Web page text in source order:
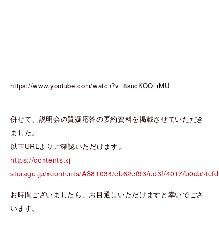
https://www.youtube.com/watch?v=8sucKOO_rMU
併せて、説明会の質疑応答の要約資料を掲載させていただき
ました。
以下URLよりご確認いただけます。
https://contents.xj-
storage.jp/xcontents/AS81038/eb62ef93/ed3f/4017/b0cb/
お時間ございましたら、お目通しいただけますと幸いでござ
います。